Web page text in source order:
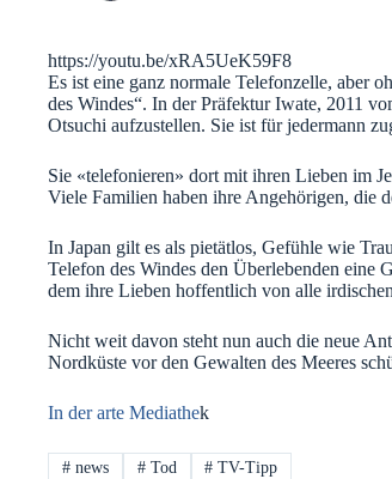
https://youtu.be/xRA5UeK59F8
Es ist eine ganz normale Telefonzelle, aber
des Windes“. In der Präfektur Iwate, 2011
Otsuchi aufzustellen. Sie ist für jedermann
Sie «telefonieren» dort mit ihren Lieben im
Viele Familien haben ihre Angehörigen, die
In Japan gilt es als pietätlos, Gefühle wie
Telefon des Windes den Überlebenden eine
dem ihre Lieben hoffentlich von alle
Nicht weit davon steht nun auch die neue
Nordküste vor den Gewalten des Meeres
In der arte Mediathek
#news #Tod # TV-Tipp